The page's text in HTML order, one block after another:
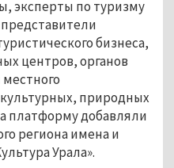
эксперты по туризму
бизнеса,
центров, органов
природных
платформу добавляли
региона имена и
Урала».